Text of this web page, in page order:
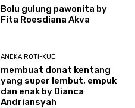
Bolu gulung pawonita by
Fita Roesdiana Akva
ANEKA ROTI-KUE
membuat donat kentang
yang super lembut, empuk
dan enak by Dianca
Andriansyah